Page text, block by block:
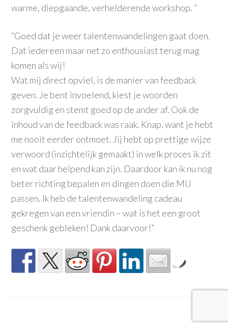
warme, diepgaande, verhelderende workshop. ”
“Goed dat je weer talentenwandelingen gaat doen.
Dat iedereen maar net zo enthousiast terug mag
komen als wij!
Wat mij direct opviel, is de manier van feedback
geven. Je bent invoelend, kiest je woorden
zorgvuldig en stemt goed op de ander af. Ook de
inhoud van de feedback was raak. Knap, want je hebt
me nooit eerder ontmoet. Jij hebt op prettige wijze
verwoord (inzichtelijk gemaakt) in welk proces ik zit
en wat daar helpend kan zijn. Daardoor kan ik nu nog
beter richting bepalen en dingen doen die MIJ
passen. Ik heb de talentenwandeling cadeau
gekregen van een vriendin – wat is het een groot
geschenk gebleken! Dank daarvoor!”
by